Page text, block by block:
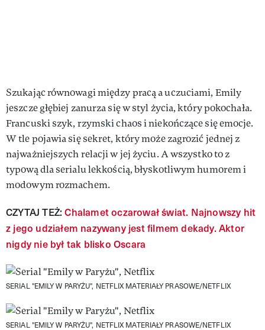
Szukając równowagi między pracą a uczuciami, Emily
jeszcze głębiej zanurza się w styl życia, który pokochała.
Francuski szyk, rzymski chaos i niekończące się emocje.
W tle pojawia się sekret, który może zagrozić jednej z
najważniejszych relacji w jej życiu. A wszystko to z
typową dla serialu lekkością, błyskotliwym humorem i
modowym rozmachem.
CZYTAJ TEŻ:Chalamet oczarował świat. Najnowszy hit
z jego udziałem nazywany jest filmem dekady. Aktor
nigdy nie był tak blisko Oscara
SERIAL "EMILY W PARYŻU", NETFLIX MATERIAŁY PRASOWE/NETFLIX
SERIAL "EMILY W PARYŻU", NETFLIX MATERIAŁY PRASOWE/NETFLIX